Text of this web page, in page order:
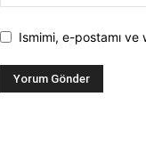
Ismimi, e-postamı